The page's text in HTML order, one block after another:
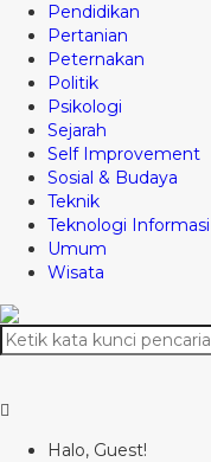
Pendidikan
Pertanian
Peternakan
Politik
Psikologi
Sejarah
Self Improvement
Sosial & Budaya
Teknik
Teknologi Informasi
Umum
Wisata
Halo, Guest!